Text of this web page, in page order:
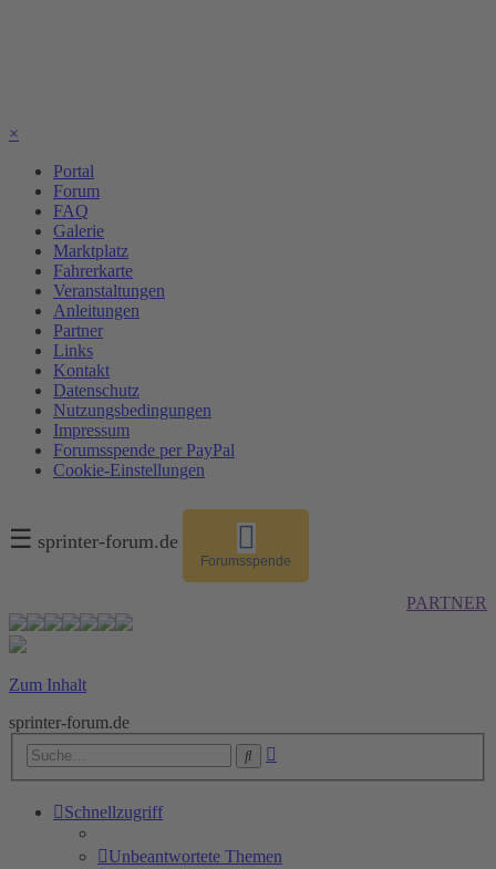
×
Portal
Forum
FAQ
Galerie
Marktplatz
Fahrerkarte
Veranstaltungen
Anleitungen
Partner
Links
Kontakt
Datenschutz
Nutzungsbedingungen
Impressum
Forumsspende per PayPal
Cookie-Einstellungen
☰ sprinter-forum.de
Forumsspende
PARTNER
Zum Inhalt
sprinter-forum.de
Suche
Schnellzugriff
Unbeantwortete Themen